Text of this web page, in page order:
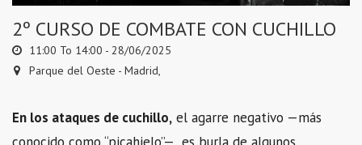
2º CURSO DE COMBATE CON CUCHILLO
11:00 To 14:00 - 28/06/2025
Parque del Oeste - Madrid,
En los ataques de cuchillo, el agarre negativo —más
conocido como “picahielo”—, es burla de algunos